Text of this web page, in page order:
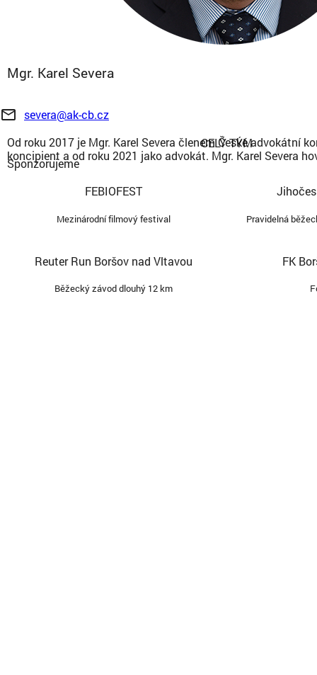
Mgr. Karel Severa
mail_outline
severa@ak-cb.cz
Od roku 2017 je Mgr. Karel Severa členem České advokátní
koncipient a od roku 2021 jako advokát. Mgr. Karel Severa
CELÝ TÝM
Sponzorujeme
FEBIOFEST
Mezinárodní filmový festival Pravidelná
Reuter Run Boršov nad Vltavou
Běžecký závod dlouhý 12 km
FK